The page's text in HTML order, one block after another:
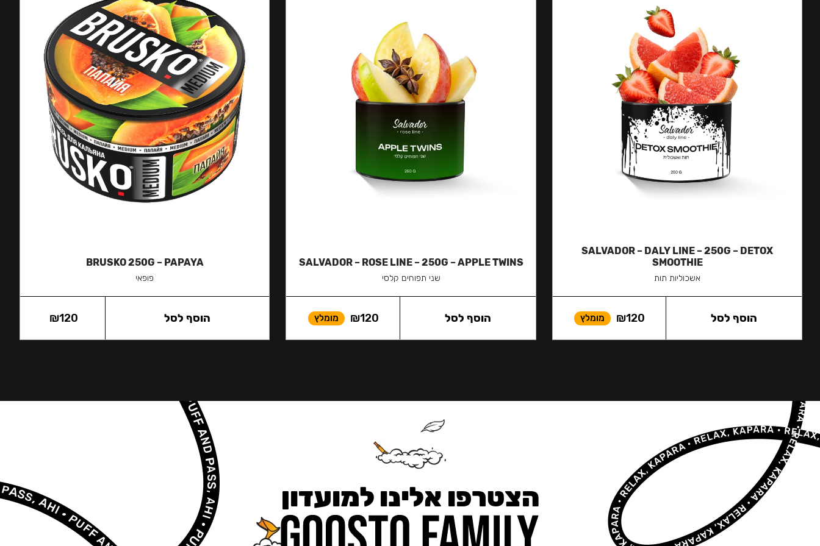
SALVADOR – DALY LINE – 250G – DETOX
SMOOTHIE
אשכוליות תות
₪120 מומלץ הוסף לסל
SALVADOR – ROSE LINE – 250G – APPLE TWINS
שני תפוחים קלסי
₪120 מומלץ הוסף לסל
BRUSKO 250G – PAPAYA
פופאי
₪120 הוסף לסל
הצטרפו אלינו למועדון